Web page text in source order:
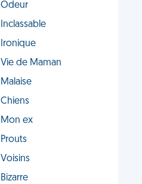
Odeur
Inclassable
Ironique
Vie de Maman
Malaise
Chiens
Mon ex
Prouts
Voisins
Bizarre